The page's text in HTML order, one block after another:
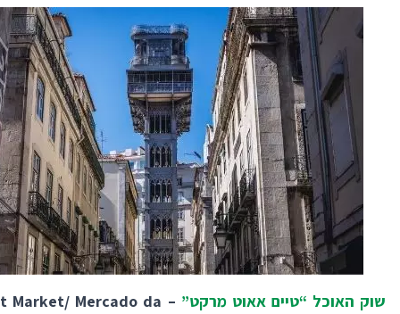
שוק האוכל “טיים אאוט מרקט” –
Market/ Mercado da